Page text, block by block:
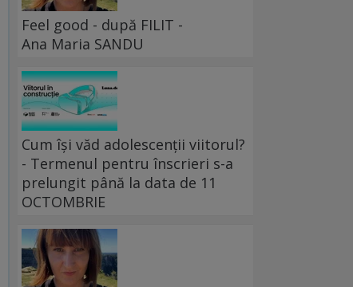
Feel good - după FILIT -
Ana Maria SANDU
Cum își văd adolescenții viitorul?
- Termenul pentru înscrieri s-a
prelungit până la data de 11
OCTOMBRIE